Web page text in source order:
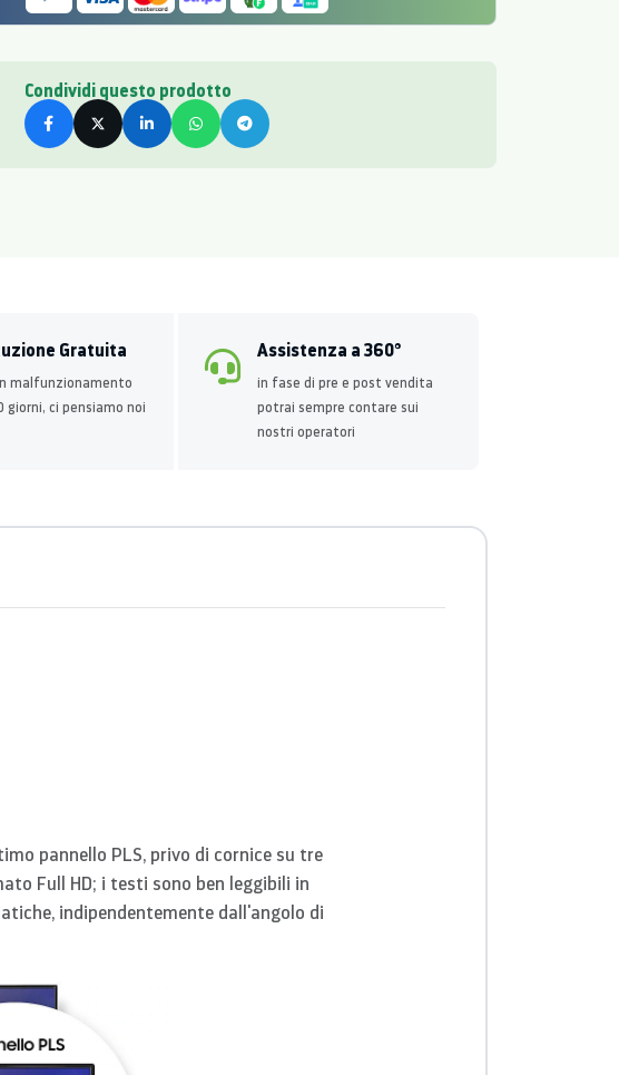
Condividi questo prodotto
Gratuita
malfunzionamento
giorni, ci pensiamo noi
Assistenza a 360°
in fase di pre e post vendita
potrai sempre contare sui
nostri operatori
pannello PLS, privo di cornice su tre
Full HD; i testi sono ben leggibili in
indipendentemente dall'angolo di